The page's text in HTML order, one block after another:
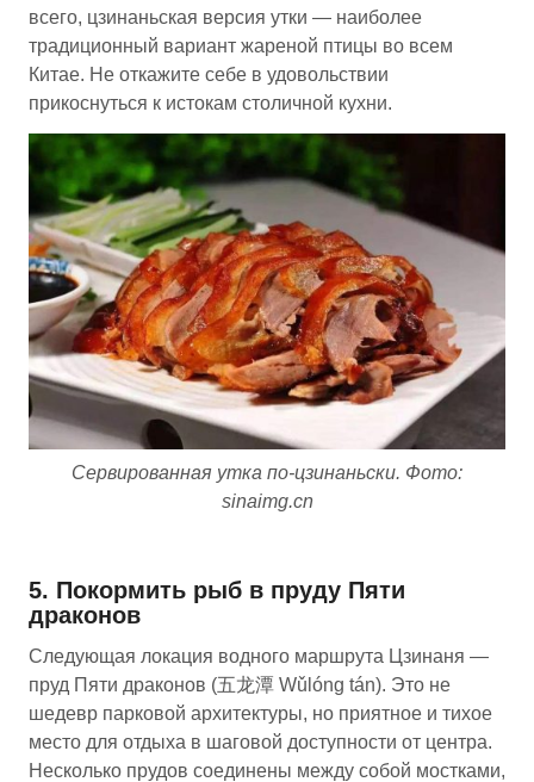
всего, цзинаньская версия утки — наиболее
традиционный вариант жареной птицы во всем
Китае. Не откажите себе в удовольствии
прикоснуться к истокам столичной кухни.
Сервированная утка по-цзинаньски. Фото:
sinaimg.cn
5. Покормить рыб в пруду Пяти
драконов
Следующая локация водного маршрута Цзинаня —
пруд Пяти драконов (五龙潭 Wǔlóng tán). Это не
шедевр парковой архитектуры, но приятное и тихое
место для отдыха в шаговой доступности от центра.
Несколько прудов соединены между собой мостками,